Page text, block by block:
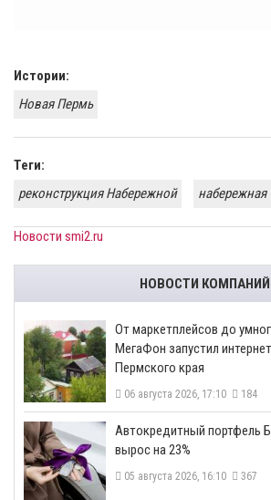
Истории:
Новая Пермь
Теги:
реконструкция Набережной
набережная
Новости smi2.ru
НОВОСТИ КОМПАНИЙ
От маркетплейсов до
МегаФон запустил
Пермского края
06 августа 2026, 17:10 184
​Автокредитный портфель
вырос на 23%
05 августа 2026, 16:10 367